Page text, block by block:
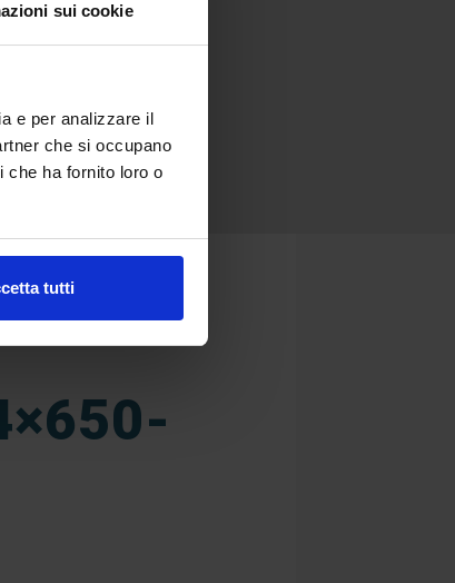
sui cookie
e per analizzare il
che si occupano
che ha fornito loro o
tutti